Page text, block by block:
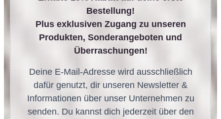
Bestellung!
Plus exklusiven Zugang zu unseren
Produkten, Sonderangeboten und
Überraschungen!
Deine E-Mail-Adresse wird ausschließlich
dafür genutzt, dir unseren Newsletter &
Informationen über unser Unternehmen zu
senden. Du kannst dich jederzeit über den